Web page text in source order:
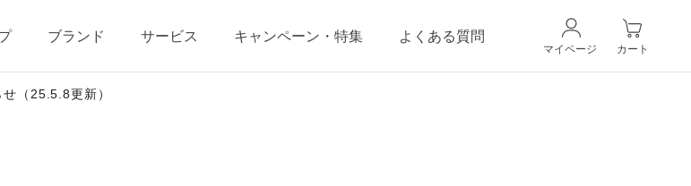
一覧
ブランド
賞歴
サービス
ログラム
キャンペーン・特集 よくある質問
マイページ カート
（25.5.8更新）